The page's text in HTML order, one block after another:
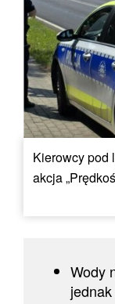
Kierowcy pod
akcja
Wody